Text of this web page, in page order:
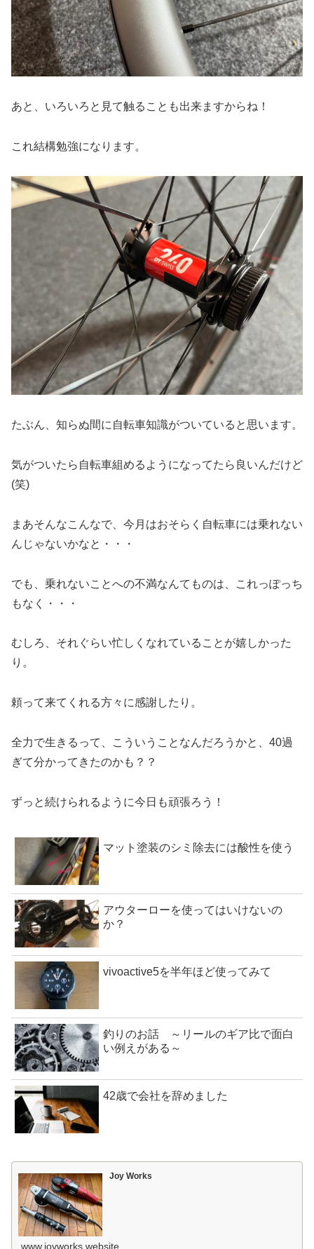
あと、いろいろと見て触ることも出来ますからね！
これ結構勉強になります。
たぶん、知らぬ間に自転車知識がついていると思います。
気がついたら自転車組めるようになってたら良いんだけど
(笑)
まあそんなこんなで、今月はおそらく自転車には乗れない
んじゃないかなと・・・
でも、乗れないことへの不満なんてものは、これっぽっち
もなく・・・
むしろ、それぐらい忙しくなれていることが嬉しかった
り。
頼って来てくれる方々に感謝したり。
全力で生きるって、こういうことなんだろうかと、40過
ぎて分かってきたのかも？？
ずっと続けられるように今日も頑張ろう！
マット塗装のシミ除去には酸性を使う
アウターローを使ってはいけないの
か？
vivoactive5を半年ほど使ってみて
釣りのお話 ～リールのギア比で面白
い例えがある～
42歳で会社を辞めました
Joy Works
www.joyworks.website